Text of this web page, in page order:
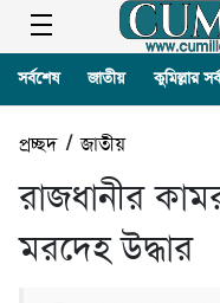
সর্বশেষ জাতীয় কুমিল্লার
প্রচ্ছদ/জাতীয়
রাজধানীর
মরদেহ উদ্ধার